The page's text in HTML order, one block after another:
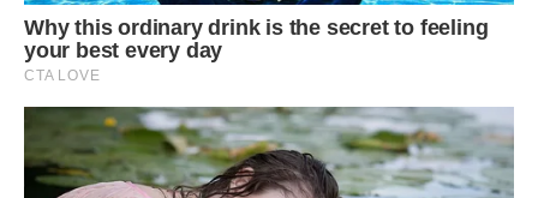
Марійка з букетом у руках поспішала в школу на останній
дзвоник. І раптом з-за рогу на шаленій швидкості вилетіла
машина. Алла у хаті почула гучний скрип гальм.
натовп людей, які мовчки розступалися перед
збoжевoлілою від передчуття лuха матір’ю, побачила у
кaлюжі кpoві її дорогу донечку. Там і впала нерухомо біля